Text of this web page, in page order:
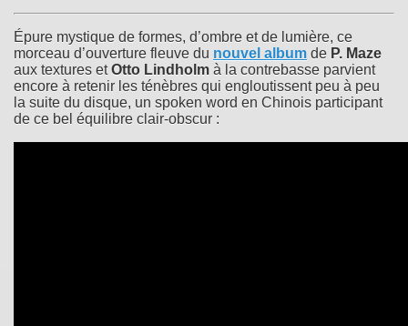
Épure mystique de formes, d’ombre et de lumière, ce
morceau d’ouverture fleuve du nouvel album de P. Maze
aux textures etOtto Lindholm à la contrebasse parvient
encore à retenir les ténèbres qui engloutissent peu à peu
la suite du disque, un spoken word en Chinois participant
de ce bel équilibre clair-obscur :